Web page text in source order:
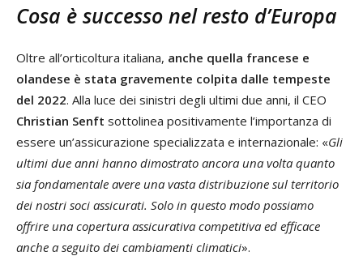
Cosa è successo nel resto d’Europa
Oltre all’orticoltura italiana, anche quella francese e
olandese è stata gravemente colpita dalle tempeste
del 2022. Alla luce dei sinistri degli ultimi due anni, il CEO
Christian Senft sottolinea positivamente l’importanza di
essere un’assicurazione specializzata e internazionale: «Gli
ultimi due anni hanno dimostrato ancora una volta quanto
sia fondamentale avere una vasta distribuzione sul territorio
dei nostri soci assicurati. Solo in questo modo possiamo
offrire una copertura assicurativa competitiva ed efficace
anche a seguito dei cambiamenti climatici».